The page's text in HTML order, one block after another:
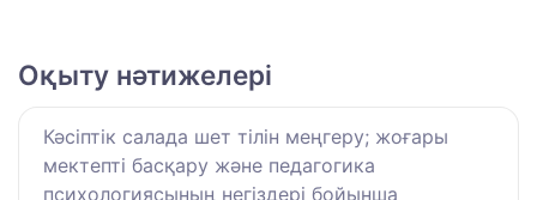
Оқыту нәтижелері
Кәсіптік салада шет тілін меңгеру; жоғары
мектепті басқару және педагогика
психологиясының негіздері бойынша